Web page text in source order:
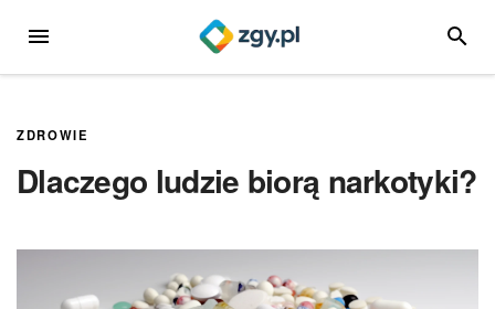
MENU
ZDROWIE
Dlaczego ludzie biorą narkotyki?